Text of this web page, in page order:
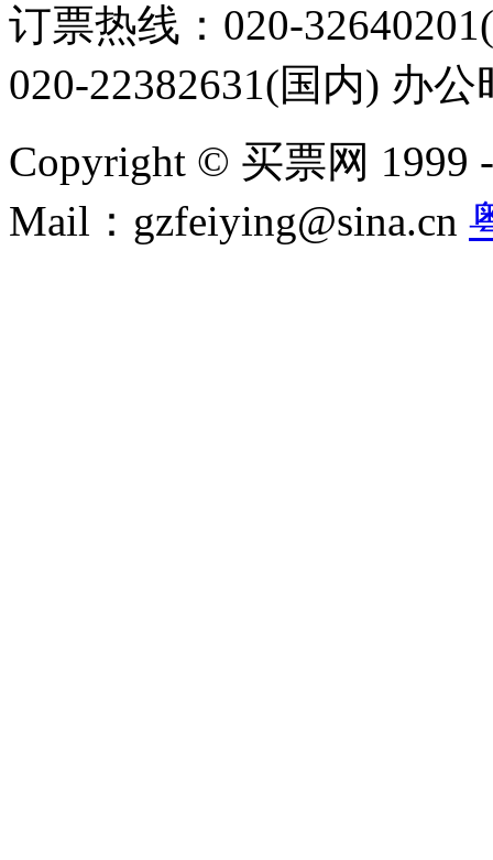
订票热线：020-
020-22382631(国内) 办
Copyright © 买票网 1999
Mail：gzfeiying@sina.cn